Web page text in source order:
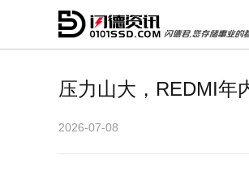
压力山大，REDMI年
2026-07-08